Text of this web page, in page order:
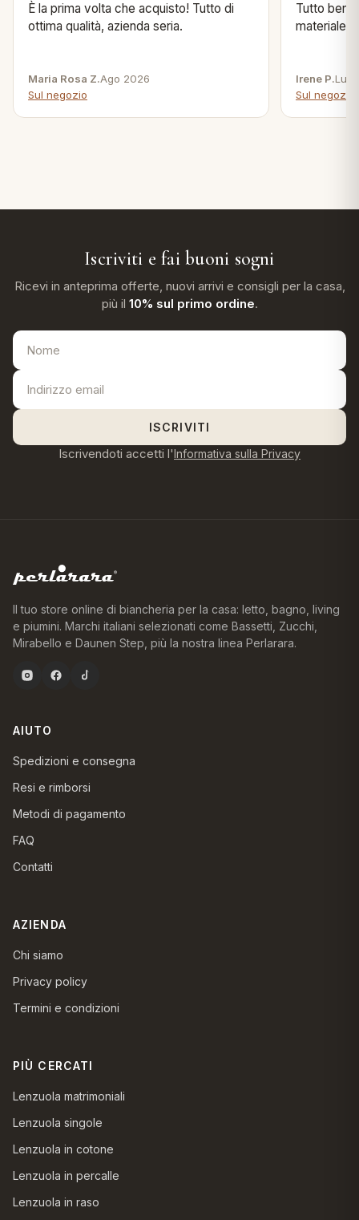
È la prima volta che acquisto! Tutto di
ottima qualità, azienda seria.
Maria Rosa Z.Ago 2026
Sul negozio
Tutto bene
materiale .
Irene P.Lug
Sul negozio
Iscriviti e fai buoni sogni
Ricevi in anteprima offerte, nuovi arrivi e consigli per la casa,
più il 10% sul primo ordine.
ISCRIVITI
Iscrivendoti accetti l'Informativa sulla Privacy
Il tuo store online di biancheria per la casa: letto, bagno, living
e piumini. Marchi italiani selezionati come Bassetti, Zucchi,
Mirabello e Daunen Step, più la nostra linea Perlarara.
AIUTO
Spedizioni e consegna
Resi e rimborsi
Metodi di pagamento
FAQ
Contatti
AZIENDA
Chi siamo
Privacy policy
Termini e condizioni
PIÙ CERCATI
Lenzuola matrimoniali
Lenzuola singole
Lenzuola in cotone
Lenzuola in percalle
Lenzuola in raso